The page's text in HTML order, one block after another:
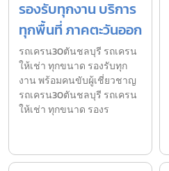
รองรับทุกงาน บริการ
ทุกพื้นที่ ภาคตะวันออก
รถเครน30ตันชลบุรี รถเครน
ให้เช่า ทุกขนาด รองรับทุก
งาน พร้อมคนขับผู้เชี่ยวชาญ
รถเครน30ตันชลบุรี รถเครน
ให้เช่า ทุกขนาด รองร